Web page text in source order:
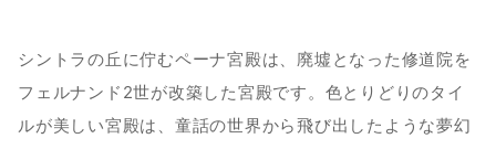
シントラの丘に佇むペーナ宮殿は、廃墟となった修道院を
フェルナンド2世が改築した宮殿です。色とりどりのタイ
ルが美しい宮殿は、童話の世界から飛び出したような夢幻